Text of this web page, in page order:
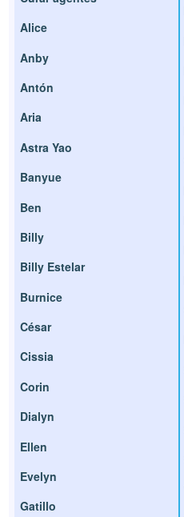
Alice
Anby
Antón
Aria
Astra Yao
Banyue
Ben
Billy
Billy Estelar
Burnice
César
Cissia
Corin
Dialyn
Ellen
Evelyn
Gatillo